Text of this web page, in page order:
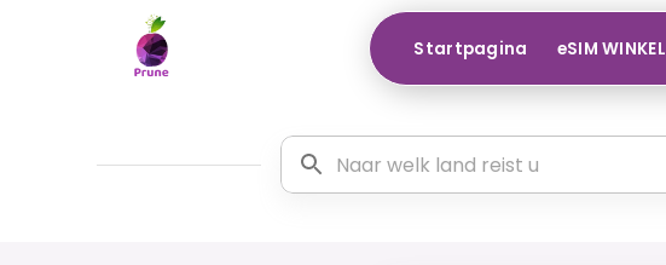
Startpagina eSIM WINKEL